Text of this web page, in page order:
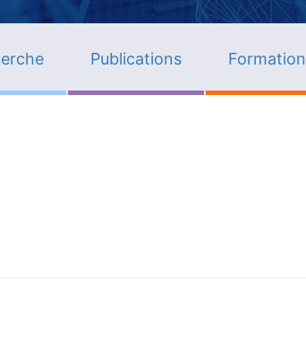
Publications Formation